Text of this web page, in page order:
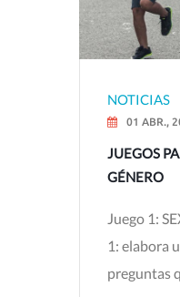
NOTICIAS
01 ABR.,
JUEGOS
GÉNERO
Juego 1:
1: elabora
preguntas